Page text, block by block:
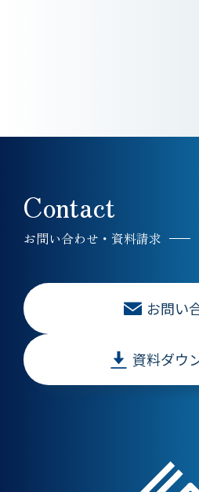
Contact
お問い合わせ・資料請求
お問い
資料ダウ